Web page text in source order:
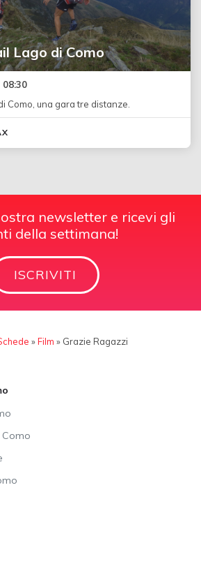
Lago di Como
Como, una gara tre distanze.
newsletter e ricevi gli
della settimana!
ISCRIVITI
»Film » Grazie Ragazzi